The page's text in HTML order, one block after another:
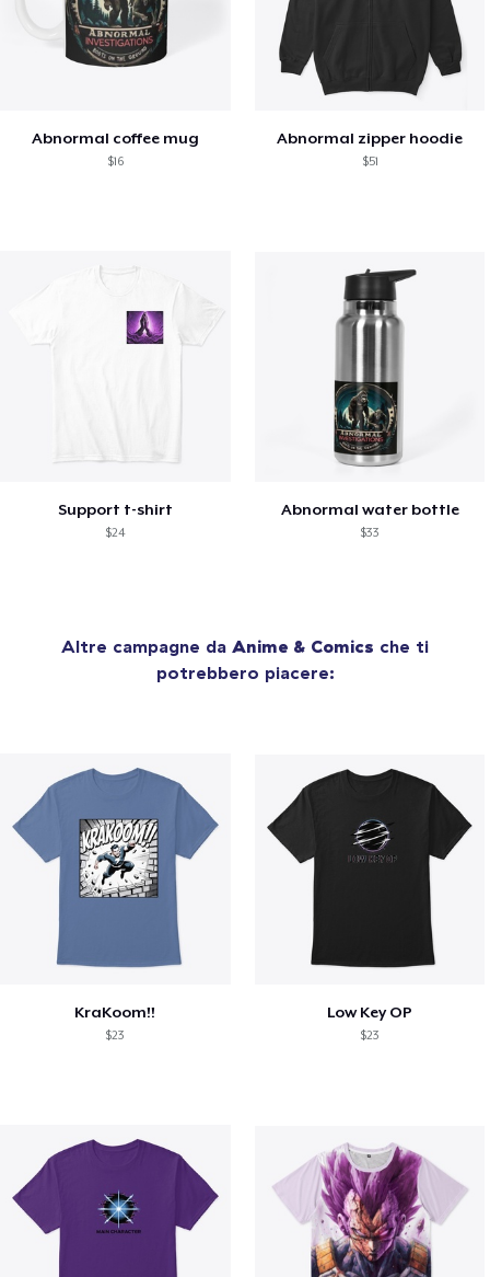
Abnormal coffee mug
$16
Abnormal zipper hoodie
$51
Support t-shirt
$24
Abnormal water bottle
$33
Altre campagne da Anime & Comics che ti
potrebbero piacere:
KraKoom!!
$23
Low Key OP
$23